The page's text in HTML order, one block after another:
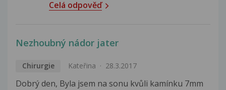
Celá odpověď
Nezhoubný nádor jater
Chirurgie Kateřina 28.3.2017
Dobrý den, Byla jsem na sonu kvůli kamínku 7mm